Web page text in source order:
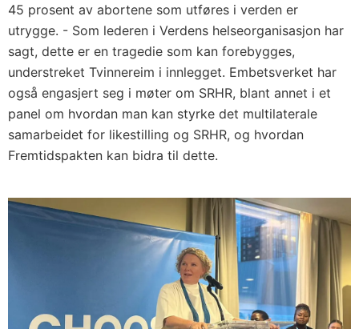
45 prosent av abortene som utføres i verden er
utrygge. - Som lederen i Verdens helseorganisasjon har
sagt, dette er en tragedie som kan forebygges,
understreket Tvinnereim i innlegget. Embetsverket har
også engasjert seg i møter om SRHR, blant annet i et
panel om hvordan man kan styrke det multilaterale
samarbeidet for likestilling og SRHR, og hvordan
Fremtidspakten kan bidra til dette.